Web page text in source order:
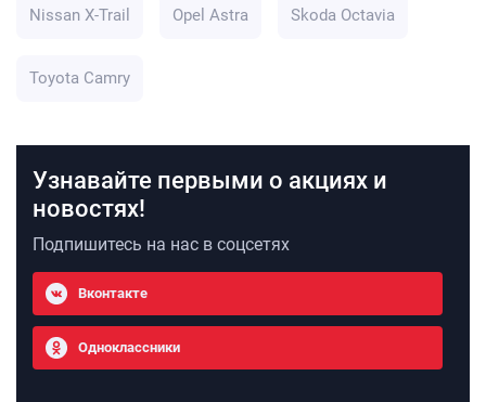
Nissan X-Trail Opel Astra Skoda Octavia
Toyota Camry
Узнавайте первыми о акциях и
новостях!
Подпишитесь на нас в соцсетях
Вконтакте
Одноклассники